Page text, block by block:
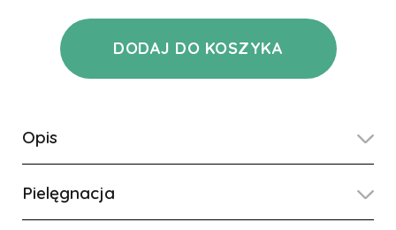
DODAJ DO KOSZYKA
Opis
Pielęgnacja